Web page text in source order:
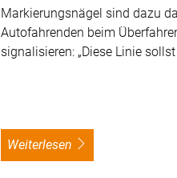
Markierungsnägel sind dazu
Autofahrenden beim
signalisieren: „Diese Linie
weiterlesen